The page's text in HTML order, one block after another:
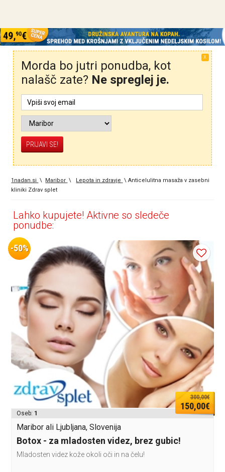
X
Morda bo jutri ponudba, kot
nalašč zate? Ne spreglej je.
1nadan.si \ Maribor \ Lepota in zdravje \Anticelulitna masaža v zasebni
kliniki Zdrav splet
Lahko kupujete! Aktivne so sledeče
ponudbe:
-50%
300,00€
150,00€
Oseb: 1
Maribor ali Ljubljana, Slovenija
Botox - za mladosten videz, brez gubic!
Mladosten videz kože okoli oči in na čelu!